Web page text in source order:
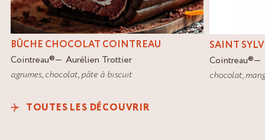
BÛCHE CHOCOLAT COINTREAU
Cointreau®
Aurélien Trottier
agrumes,chocolat,pâte à biscuit
SAINT
Cointreau®
chocolat,
TOUTES LES DÉCOUVRIR